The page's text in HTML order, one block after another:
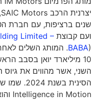
ועם קבוצת Alibaba (Limited –
BABA). המותג השלים
השני, אשר מהווים את גיוס
Intelligence in Motion והוא נשען על שלושה ממדים: